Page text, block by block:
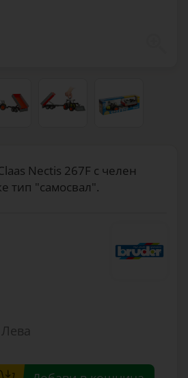
Nectis 267F с челен
тип "самосвал".
Лева